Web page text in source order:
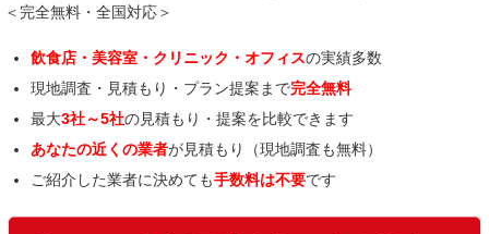
＜完全無料・全国対応＞
飲食店・美容室・クリニック・オフィスの実績多数
現地調査・見積もり・プラン提案まで完全無料
最大3社～5社の見積もり・提案を比較できます
あなたの近くの業者が見積もり（現地調査も無料）
ご紹介した業者に決めても手数料は不要です